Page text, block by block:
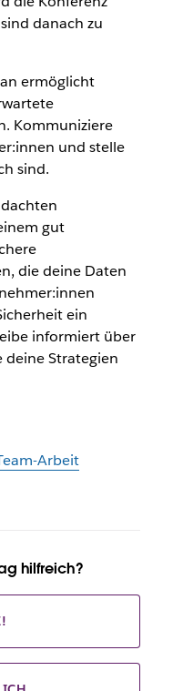
danach zu
ermöglicht
Kommuniziere
und stelle
sind.
gut
die deine Daten
ein
informiert über
deine Strategien
Arbeit
hilfreich?